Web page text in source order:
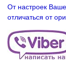
От настроек
отличаться от